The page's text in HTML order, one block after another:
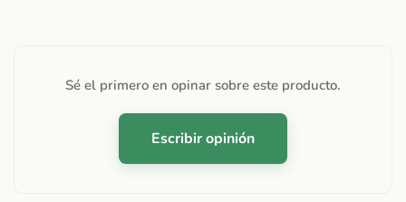
Sé el primero en opinar sobre este producto.
Escribir opinión